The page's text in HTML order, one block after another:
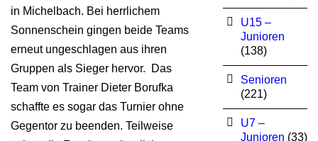
in Michelbach. Bei herrlichem
Sonnenschein gingen beide Teams
erneut ungeschlagen aus ihren
Gruppen als Sieger hervor. Das
Team von Trainer Dieter Borufka
schaffte es sogar das Turnier ohne
Gegentor zu beenden. Teilweise
U15 –
Junioren
(138)
Senioren
(221)
U7 –
Junioren (33)